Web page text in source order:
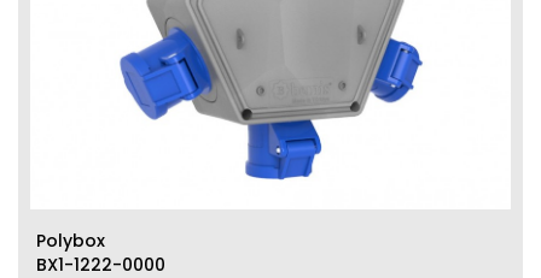
Polybox
BX1-1222-0000